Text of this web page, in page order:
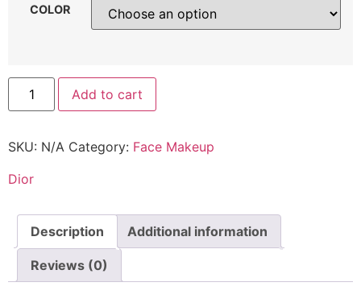
COLOR
Add to cart
SKU: N/A Category: Face Makeup
Dior
Description Additional information
Reviews (0)